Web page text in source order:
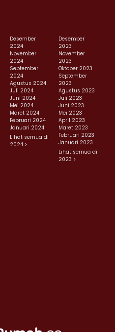
Desember
2024
November
2024
September
2024
Agustus 2024
Juli 2024
Juni 2024
Mei 2024
Maret 2024
Februari 2024
Januari 2024
Lihat semua di
2024 >
Desember
2023
November
2023
Oktober 2023
September
2023
Agustus 2023
Juli 2023
Juni 2023
Mei 2023
April 2023
Maret 2023
Februari 2023
Januari 2023
Lihat semua di
2023 >